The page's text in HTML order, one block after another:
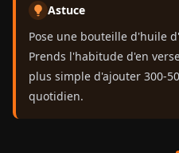
Astuce
Pose une bouteille d'huile
Prends l'habitude d'en
plus simple d'ajouter 300-
quotidien.